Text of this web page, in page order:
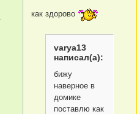
как здорово
varya13
написал(а):
бижу
наверное в
домике
поставлю как